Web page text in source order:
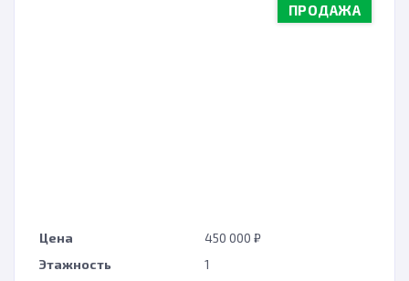
ПРОДАЖА
Цена
450 000 ₽
Этажность
1